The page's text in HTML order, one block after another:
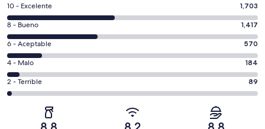
Puntuación
de
10,
es
decir,
Excelente.
Basada
en
10 - Excelente 1,703
Puntuación
de
8,
es
decir,
Bueno.
8 - Bueno 1,417
Puntuación
de
6,
es
decir,
Aceptable.
6 - Aceptable 570
Puntuación
de
4,
4 - Malo 184
Puntuación
de
2 - Terrible 89